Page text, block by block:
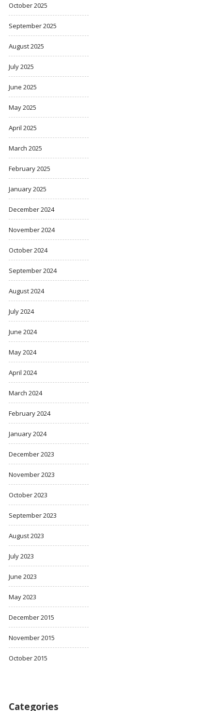
October 2025
September 2025
August 2025
July 2025
June 2025
May 2025
April 2025
March 2025
February 2025
January 2025
December 2024
November 2024
October 2024
September 2024
August 2024
July 2024
June 2024
May 2024
April 2024
March 2024
February 2024
January 2024
December 2023
November 2023
October 2023
September 2023
August 2023
July 2023
June 2023
May 2023
December 2015
November 2015
October 2015
Categories